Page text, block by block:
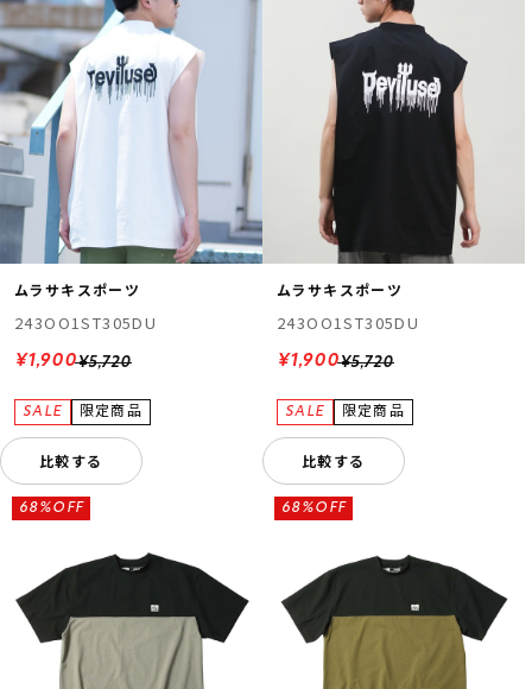
ムラサキスポーツ
243OO1ST305DU
¥5,720
¥1,900
比較する
ムラサキスポーツ
243OO1ST305DU
¥5,720
¥1,900
比較する
68%OFF 68%OFF